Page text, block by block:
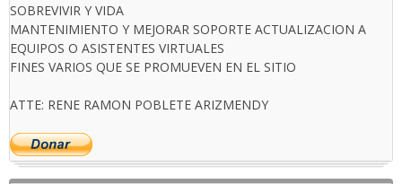
SOBREVIVIR Y VIDA
MANTENIMIENTO Y MEJORAR SOPORTE ACTUALIZACION A
EQUIPOS O ASISTENTES VIRTUALES
FINES VARIOS QUE SE PROMUEVEN EN EL SITIO
ATTE: RENE RAMON POBLETE ARIZMENDY